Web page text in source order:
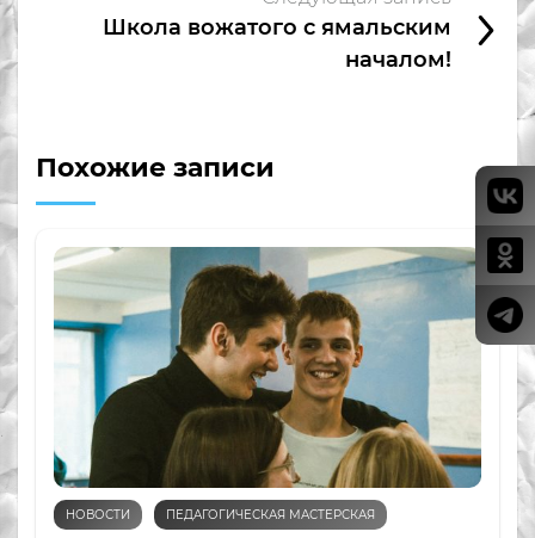
Школа вожатого с ямальским
началом!
Похожие записи
НОВОСТИ ПЕДАГОГИЧЕСКАЯ МАСТЕРСКАЯ